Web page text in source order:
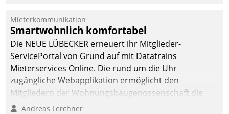
Mieterkommunikation
Smartwohnlich komfortabel
Die NEUE LÜBECKER erneuert ihr Mitglieder-
ServicePortal von Grund auf mit Datatrains
Mieterservices Online. Die rund um die Uhr
zugängliche Webapplikation ermöglicht den
Mitgliedern der Wohnungs­bau­genossenschaft die
Kontaktaufnahme per Smartphone, Tablet oder PC.
Andreas Lerchner